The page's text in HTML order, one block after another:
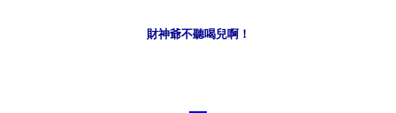
財神爺不聽喝兒啊！